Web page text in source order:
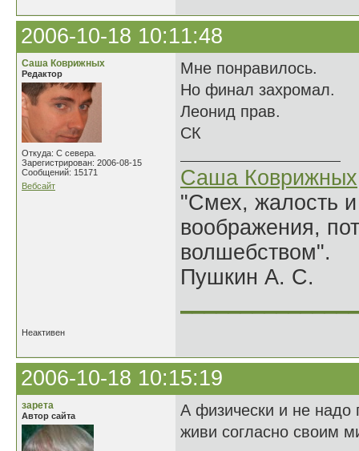
2006-10-18 10:11:48
Саша Коврижных
Редактор
Откуда: С севера.
Зарегистрирован: 2006-08-15
Сообщений: 15171
Вебсайт
Мне понравилось.
Но финал захромал.
Леонид прав.
СК
Саша Коврижных
"Смех, жалость
воображения,
волшебством".
Пушкин А. С.
Неактивен
2006-10-18 10:15:19
зарета
Автор сайта
А физически и не надо
живи согласно своим